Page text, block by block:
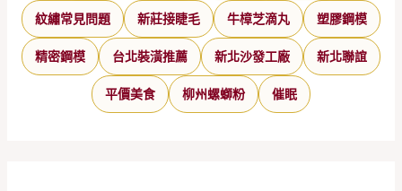
紋繡常見問題 新莊接睫毛 牛樟芝滴丸 塑膠鋼模
精密鋼模 台北裝潢推薦 新北沙發工廠 新北聯誼
平價美食 柳州螺螄粉 催眠